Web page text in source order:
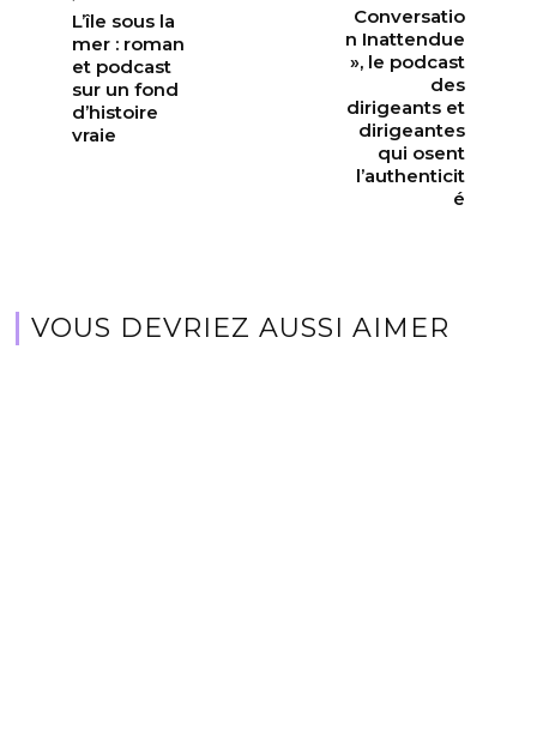
L’île sous la
mer : roman
et podcast
sur un fond
d’histoire
vraie
Conversatio
n Inattendue
», le podcast
des
dirigeants et
dirigeantes
qui osent
l’authenticit
é
VOUS DEVRIEZ AUSSI AIMER